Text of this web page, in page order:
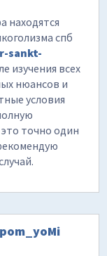
находятся
спб
sankt-
изучения всех
нюансов и
условия
точно один